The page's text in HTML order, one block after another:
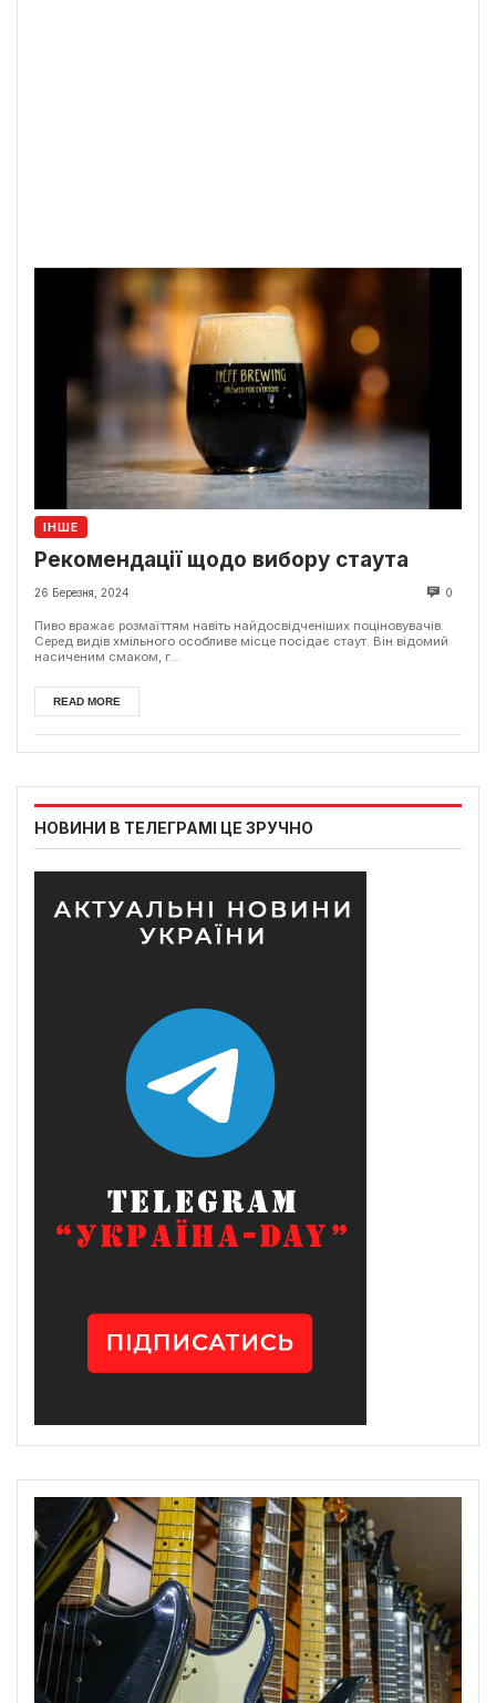
ІНШЕ
Рекомендації щодо вибору стаута
26 Березня, 2024 0
Пиво вражає розмаїттям навіть найдосвідченіших поціновувачів.
Серед видів хмільного особливе місце посідає стаут. Він відомий
насиченим смаком, г...
READ MORE
НОВИНИ В ТЕЛЕГРАМІ ЦЕ ЗРУЧНО